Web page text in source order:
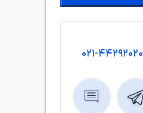
44292020-021